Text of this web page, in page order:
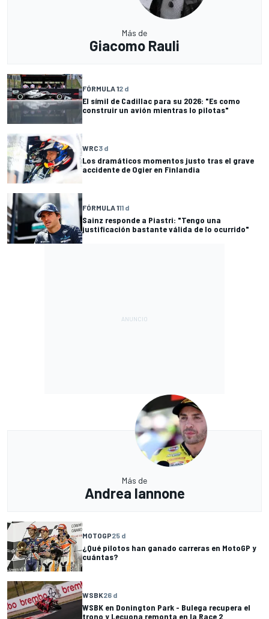
Más de
Giacomo Rauli
FÓRMULA 12 d
El símil de Cadillac para su 2026: "Es como
construir un avión mientras lo pilotas"
WRC3 d
Los dramáticos momentos justo tras el grave
accidente de Ogier en Finlandia
FÓRMULA 111 d
Sainz responde a Piastri: "Tengo una
justificación bastante válida de lo ocurrido"
Más de
Andrea Iannone
MOTOGP25 d
¿Qué pilotos han ganado carreras en MotoGP y
cuántas?
WSBK26 d
WSBK en Donington Park - Bulega recupera el
trono y Lecuona remonta en la Race 2